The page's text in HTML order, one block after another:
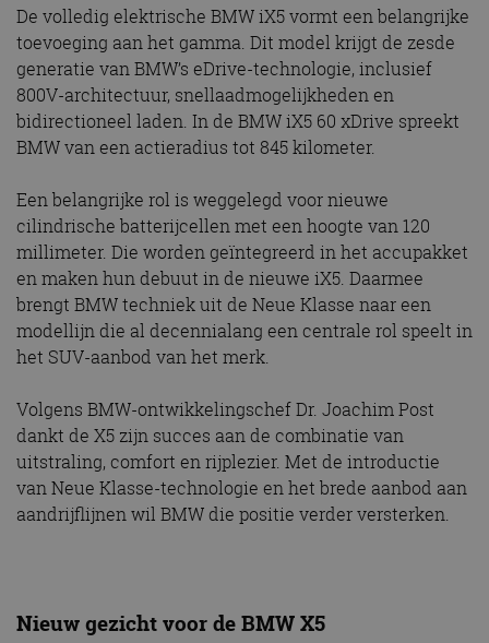
De volledig elektrische BMW iX5 vormt een belangrijke
toevoeging aan het gamma. Dit model krijgt de zesde
generatie van BMW’s eDrive-technologie, inclusief
800V-architectuur, snellaadmogelijkheden en
bidirectioneel laden. In de BMW iX5 60 xDrive spreekt
BMW van een actieradius tot 845 kilometer.
Een belangrijke rol is weggelegd voor nieuwe
cilindrische batterijcellen met een hoogte van 120
millimeter. Die worden geïntegreerd in het accupakket
en maken hun debuut in de nieuwe iX5. Daarmee
brengt BMW techniek uit de Neue Klasse naar een
modellijn die al decennialang een centrale rol speelt in
het SUV-aanbod van het merk.
Volgens BMW-ontwikkelingschef Dr. Joachim Post
dankt de X5 zijn succes aan de combinatie van
uitstraling, comfort en rijplezier. Met de introductie
van Neue Klasse-technologie en het brede aanbod aan
aandrijflijnen wil BMW die positie verder versterken.
Nieuw gezicht voor de BMW X5